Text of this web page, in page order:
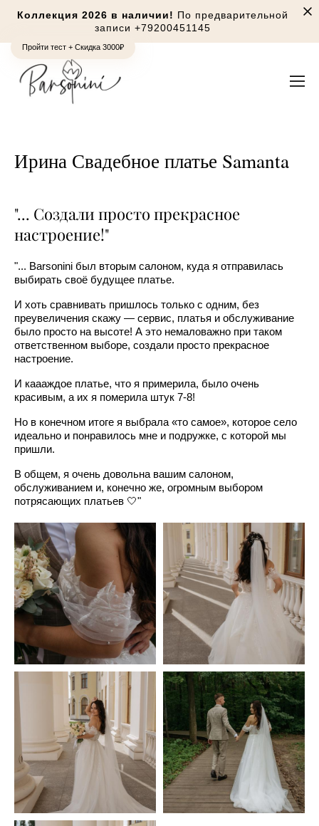
Пройти тест + Скидка 3000₽
Коллекция 2026 в наличии! По предварительной
записи +79200451145
Ирина Свадебное платье Samanta
"... Создали просто прекрасное
настроение!"
"... Barsonini был вторым салоном, куда я отправилась
выбирать своё будущее платье.
И хоть сравнивать пришлось только с одним, без
преувеличения скажу — сервис, платья и обслуживание
было просто на высоте! А это немаловажно при таком
ответственном выборе, создали просто прекрасное
настроение.
И каааждое платье, что я примерила, было очень
красивым, а их я померила штук 7-8!
Но в конечном итоге я выбрала «то самое», которое село
идеально и понравилось мне и подружке, с которой мы
пришли.
В общем, я очень довольна вашим салоном,
обслуживанием и, конечно же, огромным выбором
потрясающих платьев 🤍"